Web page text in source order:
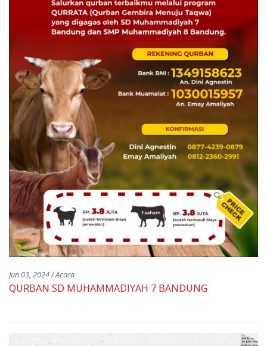
Jun 03, 2024 / Acara
QURBAN SD MUHAMMADIYAH 7 BANDUNG